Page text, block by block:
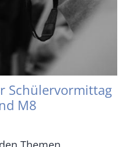
Schülervormittag
M8